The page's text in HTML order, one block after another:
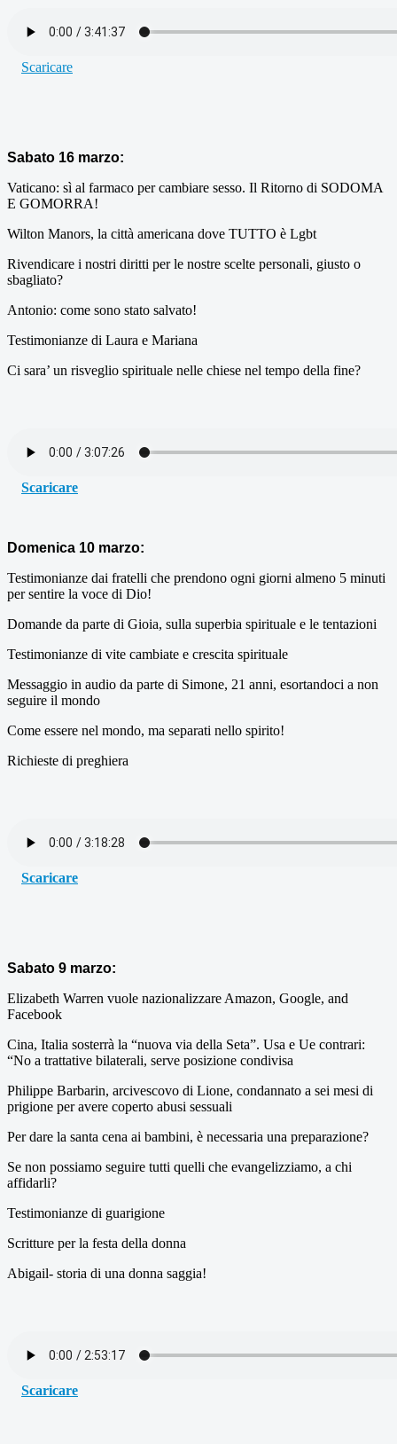
Scaricare
Sabato 16 marzo:
Vaticano: sì al farmaco per cambiare sesso. Il Ritorno di SODOMA
E GOMORRA!
Wilton Manors, la città americana dove TUTTO è Lgbt
Rivendicare i nostri diritti per le nostre scelte personali, giusto o
sbagliato?
Antonio: come sono stato salvato!
Testimonianze di Laura e Mariana
Ci sara’ un risveglio spirituale nelle chiese nel tempo della fine?
Scaricare
Domenica 10 marzo:
Testimonianze dai fratelli che prendono ogni giorni almeno 5 minuti
per sentire la voce di Dio!
Domande da parte di Gioia, sulla superbia spirituale e le tentazioni
Testimonianze di vite cambiate e crescita spirituale
Messaggio in audio da parte di Simone, 21 anni, esortandoci a non
seguire il mondo
Come essere nel mondo, ma separati nello spirito!
Richieste di preghiera
Scaricare
Sabato 9 marzo:
Elizabeth Warren vuole nazionalizzare Amazon, Google, and
Facebook
Cina, Italia sosterrà la “nuova via della Seta”. Usa e Ue contrari:
“No a trattative bilaterali, serve posizione condivisa
Philippe Barbarin, arcivescovo di Lione, condannato a sei mesi di
prigione per avere coperto abusi sessuali
Per dare la santa cena ai bambini, è necessaria una preparazione?
Se non possiamo seguire tutti quelli che evangelizziamo, a chi
affidarli?
Testimonianze di guarigione
Scritture per la festa della donna
Abigail- storia di una donna saggia!
Scaricare